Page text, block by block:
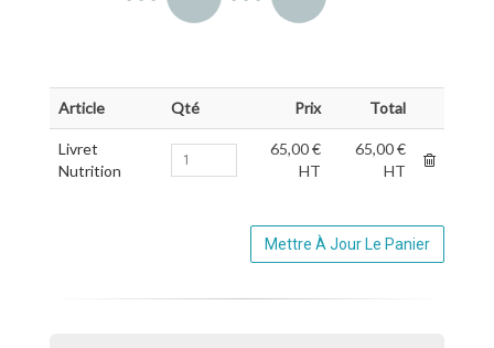
Article Qté Prix Total
Livret
Nutrition
65,00 €
HT
65,00 €
HT
Mettre À Jour Le Panier